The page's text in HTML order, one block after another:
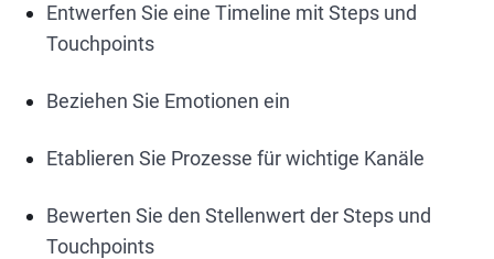
Entwerfen Sie eine Timeline mit Steps und
Touchpoints
Beziehen Sie Emotionen ein
Etablieren Sie Prozesse für wichtige Kanäle
Bewerten Sie den Stellenwert der Steps und
Touchpoints